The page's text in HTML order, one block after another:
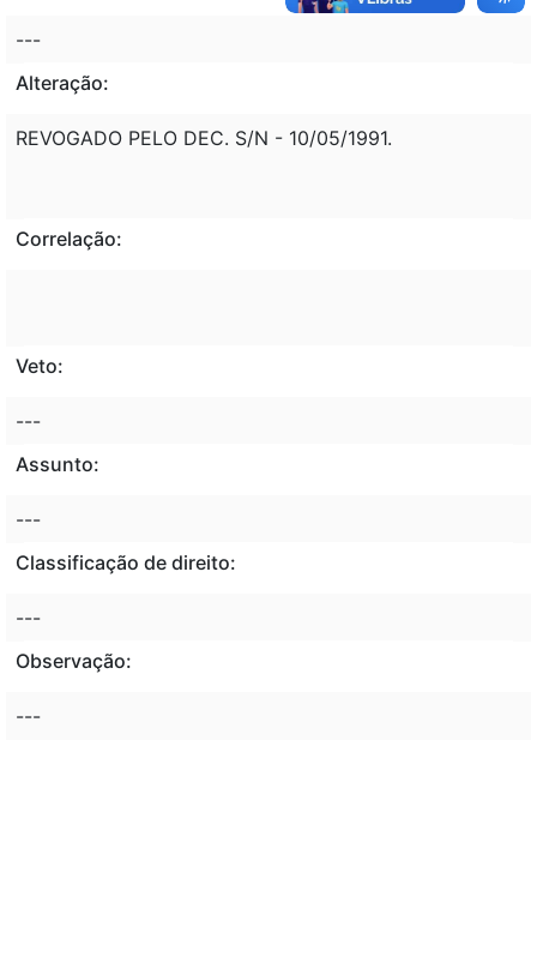
---
Alteração:
REVOGADO PELO DEC. S/N - 10/05/1991.
Correlação:
Veto:
---
Assunto:
---
Classificação de direito:
---
Observação:
---